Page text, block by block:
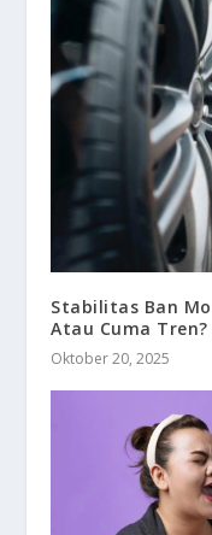
Stabilitas Ban
Atau Cuma Tren?
Oktober 20, 2025